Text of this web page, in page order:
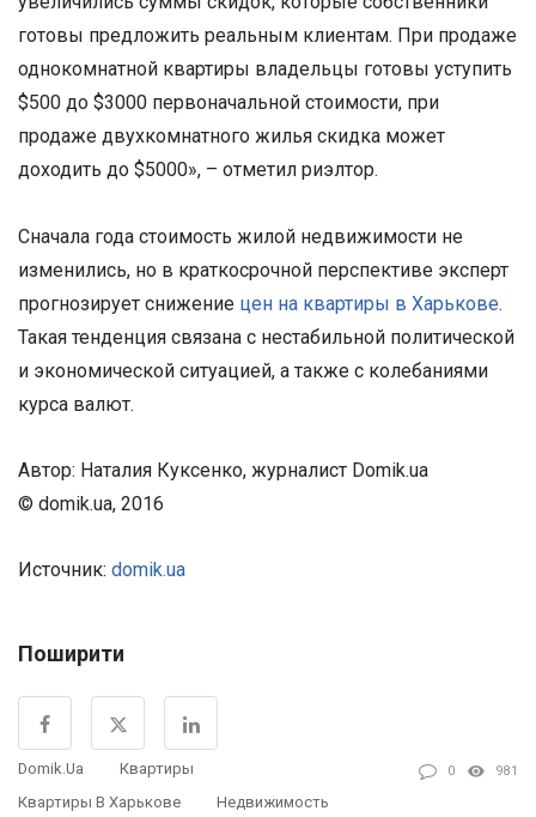
готовы предложить реальным клиентам. При продаже
однокомнатной квартиры владельцы готовы уступить
$500 до $3000 первоначальной стоимости, при
продаже двухкомнатного жилья скидка может
доходить до $5000», – отметил риэлтор.
Сначала года стоимость жилой недвижимости не
изменились, но в краткосрочной перспективе эксперт
прогнозирует снижение цен на квартиры в Харькове.
Такая тенденция связана с нестабильной политической
и экономической ситуацией, а также с колебаниями
курса валют.
Автор: Наталия Куксенко, журналист Domik.ua
© domik.ua, 2016
Источник: domik.ua
Поширити
Domik.ua
Квартиры
Квартиры В Харькове
Недвижимость
0 981